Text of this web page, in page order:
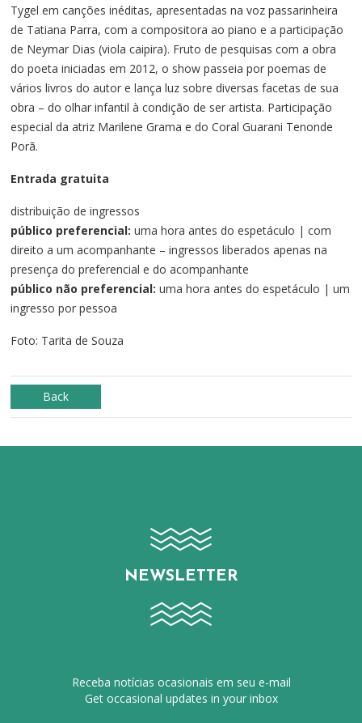
Tygel em canções inéditas, apresentadas na voz passarinheira
de Tatiana Parra, com a compositora ao piano e a participação
de Neymar Dias (viola caipira). Fruto de pesquisas com a obra
do poeta iniciadas em 2012, o show passeia por poemas de
vários livros do autor e lança luz sobre diversas facetas de sua
obra – do olhar infantil à condição de ser artista. Participação
especial da atriz Marilene Grama e do Coral Guarani Tenonde
Porã.
Entrada gratuita
distribuição de ingressos
público preferencial: uma hora antes do espetáculo | com
direito a um acompanhante – ingressos liberados apenas na
presença do preferencial e do acompanhante
público não preferencial: uma hora antes do espetáculo | um
ingresso por pessoa
Foto: Tarita de Souza
Back
NEWSLETTER
Receba notícias ocasionais em seu e-mail
Get occasional updates in your inbox